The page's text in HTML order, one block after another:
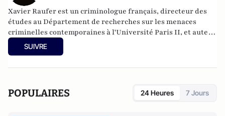
Xavier Raufer est un criminologue français, directeur des
études au Département de recherches sur les menaces
criminelles contemporaines à l'Université Paris II, et auteur
de nombreux ouvrages sur le sujet. Dernier en date:
criminalité organisée dans le chaos mondial : mafias,
SUIVRE
POPULAIRES 24 Heures 7 Jours